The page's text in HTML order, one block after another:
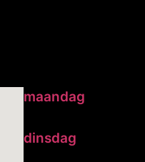
maandag
dinsdag